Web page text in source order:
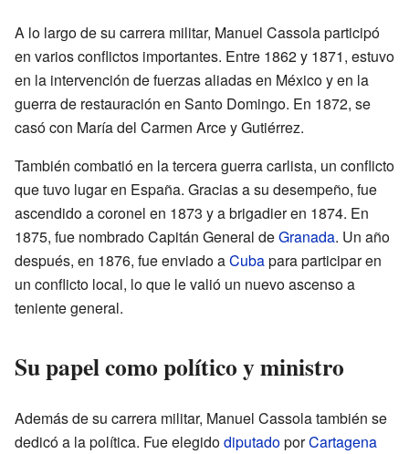
A lo largo de su carrera militar, Manuel Cassola participó
en varios conflictos importantes. Entre 1862 y 1871, estuvo
en la intervención de fuerzas aliadas en México y en la
guerra de restauración en Santo Domingo. En 1872, se
casó con María del Carmen Arce y Gutiérrez.
También combatió en la tercera guerra carlista, un conflicto
que tuvo lugar en España. Gracias a su desempeño, fue
ascendido a coronel en 1873 y a brigadier en 1874. En
1875, fue nombrado Capitán General deGranada. Un año
después, en 1876, fue enviado aCubapara participar en
un conflicto local, lo que le valió un nuevo ascenso a
teniente general.
Su papel como político y ministro
Además de su carrera militar, Manuel Cassola también se
dedicó a la política. Fue elegidodiputadoporCartagena